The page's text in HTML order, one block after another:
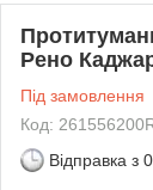
Рено
Під замовлення
Код:
Відправка з